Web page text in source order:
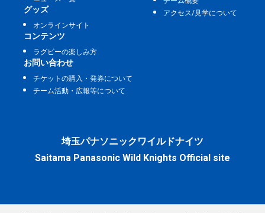
グッズ
オンラインサイト
アクセス/見学について
コンテンツ
ラグビーの楽しみ方
お問い合わせ
チケットの購入・発券について
チーム活動・広報等について
埼玉パナソニックワイルドナイツ
Saitama Panasonic Wild Knights Official site